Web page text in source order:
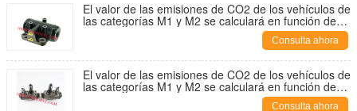
El valor de las emisiones de CO2 de los vehículos de
las categorías M1 y M2 se calculará en función de
las emisiones de CO2 de los vehículos de las
Consulta ahora
El valor de las emisiones de CO2 de los vehículos de
las categorías M1 y M2 se calculará en función de
las emisiones de CO2 de los vehículos de las
Consulta ahora